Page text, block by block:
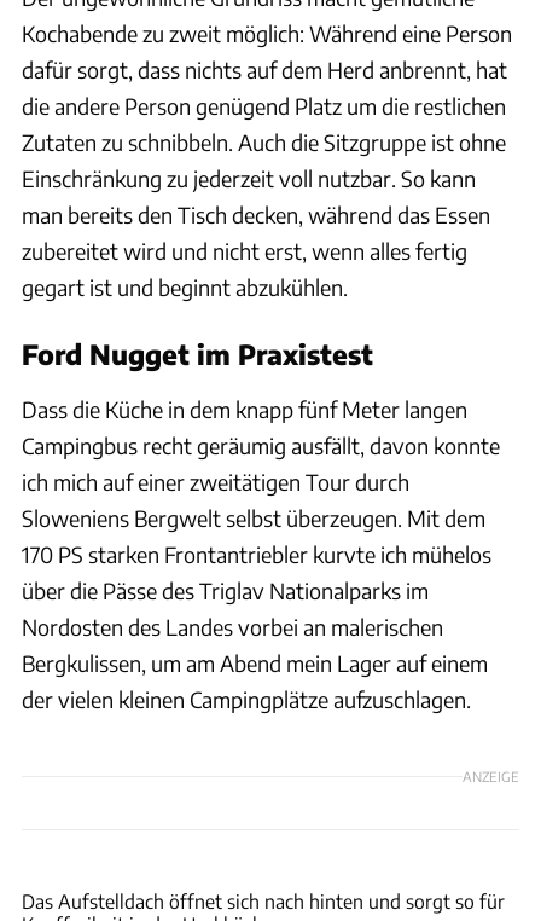
Kochabende zu zweit möglich: Während eine Person
dafür sorgt, dass nichts auf dem Herd anbrennt, hat
die andere Person genügend Platz um die restlichen
Zutaten zu schnibbeln. Auch die Sitzgruppe ist ohne
Einschränkung zu jederzeit voll nutzbar. So kann
man bereits den Tisch decken, während das Essen
zubereitet wird und nicht erst, wenn alles fertig
gegart ist und beginnt abzukühlen.
Ford Nugget im Praxistest
Dass die Küche in dem knapp fünf Meter langen
Campingbus recht geräumig ausfällt, davon konnte
ich mich auf einer zweitätigen Tour durch
Sloweniens Bergwelt selbst überzeugen. Mit dem
170 PS starken Frontantriebler kurvte ich mühelos
über die Pässe des Triglav Nationalparks im
Nordosten des Landes vorbei an malerischen
Bergkulissen, um am Abend mein Lager auf einem
der vielen kleinen Campingplätze aufzuschlagen.
ANZEIGE
Das Aufstelldach öffnet sich nach hinten und sorgt so für